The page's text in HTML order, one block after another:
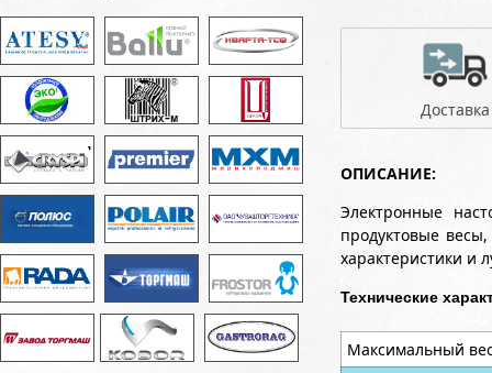
Доставка
ОПИСАНИЕ:
Электронные
продуктовые
характеристики и
Технические
Максимальный